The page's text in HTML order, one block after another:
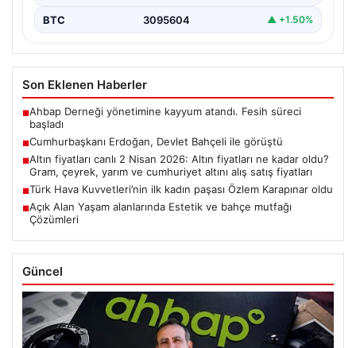
BTC 3095604 ▲ +1.50%
Son Eklenen Haberler
■Ahbap Derneği yönetimine kayyum atandı. Fesih süreci
başladı
■Cumhurbaşkanı Erdoğan, Devlet Bahçeli ile görüştü
■Altın fiyatları canlı 2 Nisan 2026: Altın fiyatları ne kadar oldu?
Gram, çeyrek, yarım ve cumhuriyet altını alış satış fiyatları
■Türk Hava Kuvvetleri’nin ilk kadın paşası Özlem Karapınar oldu
■Açık Alan Yaşam alanlarında Estetik ve bahçe mutfağı
Çözümleri
Güncel